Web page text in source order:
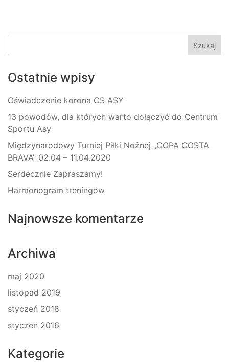
Ostatnie wpisy
Oświadczenie korona CS ASY
13 powodów, dla których warto dołączyć do Centrum
Sportu Asy
Międzynarodowy Turniej Piłki Nożnej „COPA COSTA
BRAVA” 02.04 – 11.04.2020
Serdecznie Zapraszamy!
Harmonogram treningów
Najnowsze komentarze
Archiwa
maj 2020
listopad 2019
styczeń 2018
styczeń 2016
Kategorie